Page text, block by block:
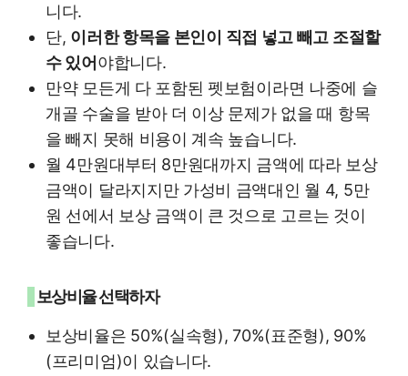
니다.
단, 이러한 항목을 본인이 직접 넣고 빼고 조절할
수 있어 야합니다.
만약 모든게 다 포함된 펫보험이라면 나중에 슬
개골 수술을 받아 더 이상 문제가 없을 때 항목
을 빼지 못해 비용이 계속 높습니다.
월 4만원대부터 8만원대까지 금액에 따라 보상
금액이 달라지지만 가성비 금액대인 월 4, 5만
원 선에서 보상 금액이 큰 것으로 고르는 것이
좋습니다.
보상비율 선택하자
보상비율은 50%(실속형), 70%(표준형), 90%
(프리미엄)이 있습니다.